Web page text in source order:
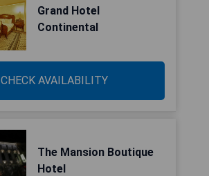
Grand Hotel
Continental
CHECK AVAILABILITY
The Mansion Boutique
Hotel